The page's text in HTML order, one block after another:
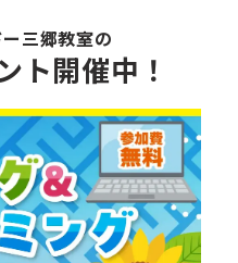
三郷教室の
ト開催中！